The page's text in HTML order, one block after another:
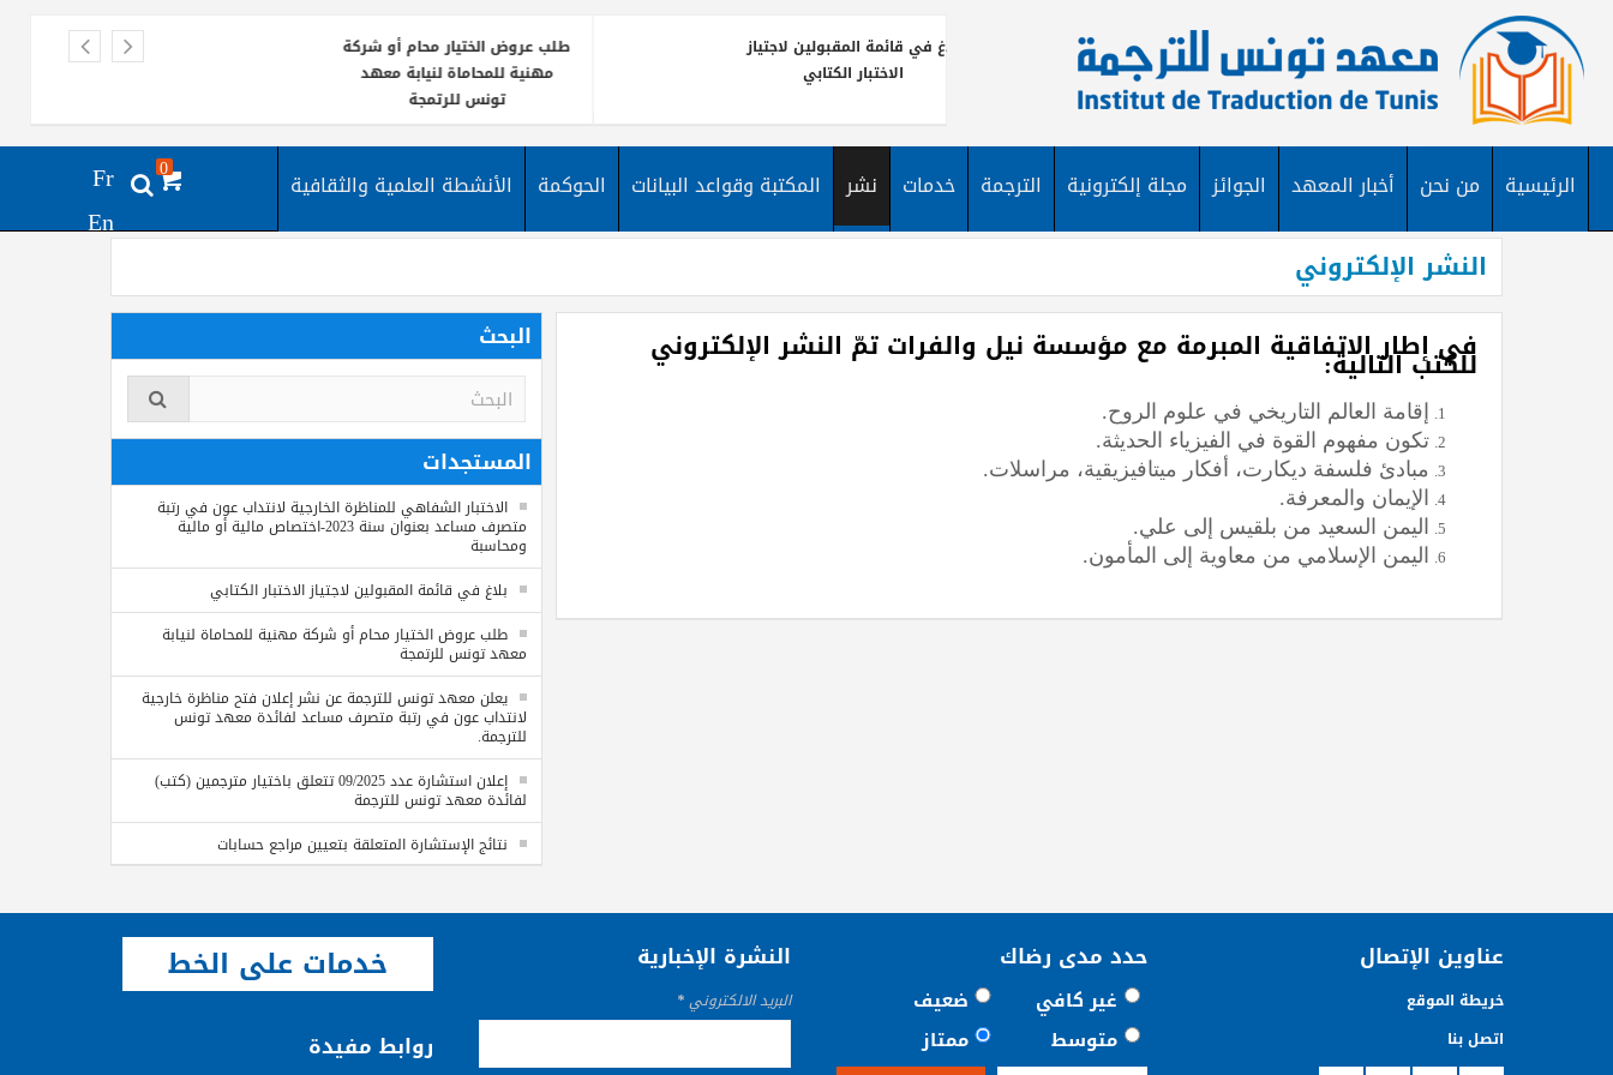
الاختبار الشفاهي للمناظرة
الخارجية لانتداب عون في رتبة
بلاغ في قائمة المقبولين لاجتياز
الاختبار الكتابي
طلب عروض الختيار محام أو شركة
مهنية للمحاماة لنيابة معهد
تونس للرتمجة
يعلن معهد تونس للترجمة عن
نشر إعلان فتح مناظرة خارجية
لانتداب عون في رتبة متصرف
مساعد لفائدة معهد تونس
إعلان استشارة عدد 09/2025 تتعلق
باختيار مترجمين (كتب) لفائدة
معهد تونس للترجمة
نتائج الإستشارة المتعلقة بتعيين
الرئيسية من نحن أخبار المعهد الجوائز مجلة إلكترونية الترجمة خدمات نشر المكتبة وقواعد البيانات الحوكمة الأنشطة العلمية والثقافية 0
Fr
En
النشر الإلكتروني
في إطار الاتفاقية المبرمة مع مؤسسة نيل والفرات تمّ النشر الإلكتروني
للكتب التالية:
إقامة العالم التاريخي في علوم الروح.
تكون مفهوم القوة في الفيزياء الحديثة.
مبادئ فلسفة ديكارت، أفكار ميتافيزيقية، مراسلات.
الإيمان والمعرفة.
اليمن السعيد من بلقيس إلى علي.
اليمن الإسلامي من معاوية إلى المأمون.
البحث
المستجدات
الاختبار الشفاهي للمناظرة الخارجية لانتداب عون في رتبة
متصرف مساعد بعنوان سنة 2023-اختصاص مالية أو مالية
ومحاسبة
بلاغ في قائمة المقبولين لاجتياز الاختبار الكتابي
طلب عروض الختيار محام أو شركة مهنية للمحاماة لنيابة
معهد تونس للرتمجة
يعلن معهد تونس للترجمة عن نشر إعلان فتح مناظرة خارجية
لانتداب عون في رتبة متصرف مساعد لفائدة معهد تونس
للترجمة.
إعلان استشارة عدد 09/2025 تتعلق باختيار مترجمين (كتب)
لفائدة معهد تونس للترجمة
نتائج الإستشارة المتعلقة بتعيين مراجع حسابات
عناوين الإتصال
خريطة الموقع
اتصل بنا
حدد مدى رضاك
غير كافي
ضعيف
متوسط
ممتاز
النشرة الإخبارية
البريد الالكتروني*
خدمات على الخط
روابط مفيدة